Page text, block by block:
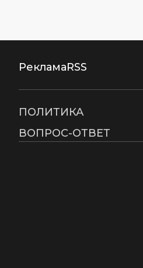
РекламаRSS
ПОЛИТИКА
ВОПРОС-ОТВЕТ